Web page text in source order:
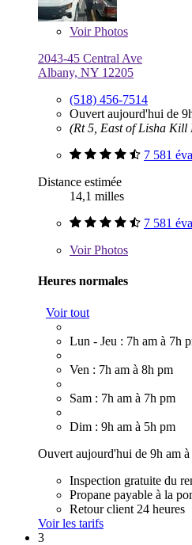
VoirPhotos
2043-45 Central Ave
Albany, NY 12205
(518) 456-7514
Ouvert aujourd'hui de
(Rt 5, East of Lisha Kill
7 581
Distance estimée
14,1 milles
7 581
VoirPhotos
Heures normales
Voir tout
Lun - Jeu : 7h am à 7h
Ven : 7h am à 8h pm
Sam : 7h am à 7h pm
Dim : 9h am à 5h pm
Ouvert aujourd'hui de 9h am
Inspection gratuite du
Propane payable à la
Retour client 24 heures
Voir les tarifs
3